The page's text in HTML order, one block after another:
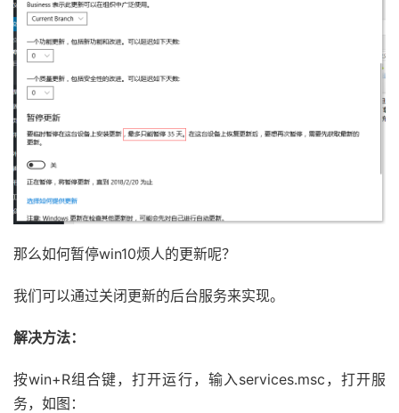
那么如何暂停win10烦人的更新呢？
我们可以通过关闭更新的后台服务来实现。
解决方法：
按win+R组合键，打开运行，输入services.msc，打开服
务，如图：